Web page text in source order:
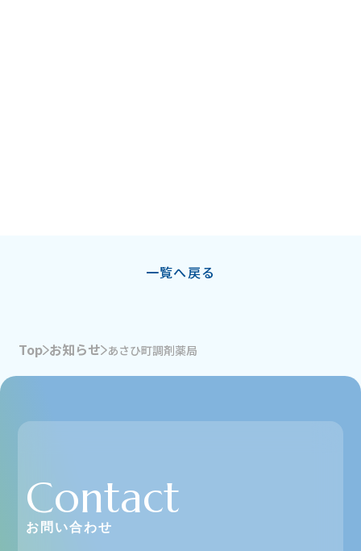
一覧へ戻る
Top お知らせ あさひ町調剤薬局
Contact
お問い合わせ